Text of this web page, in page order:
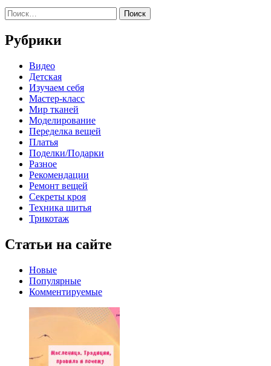
Найти:
Рубрики
Видео
Детская
Изучаем себя
Мастер-класс
Мир тканей
Моделирование
Переделка вещей
Платья
Поделки/Подарки
Разное
Рекомендации
Ремонт вещей
Секреты кроя
Техника шитья
Трикотаж
Статьи на сайте
Новые
Популярные
Комментируемые